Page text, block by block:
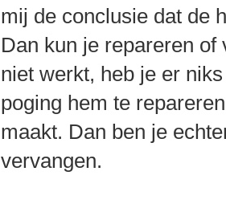
mij de conclusie dat de
Dan kun je repareren
niet werkt, heb je er
poging hem te
maakt. Dan ben je
vervangen.